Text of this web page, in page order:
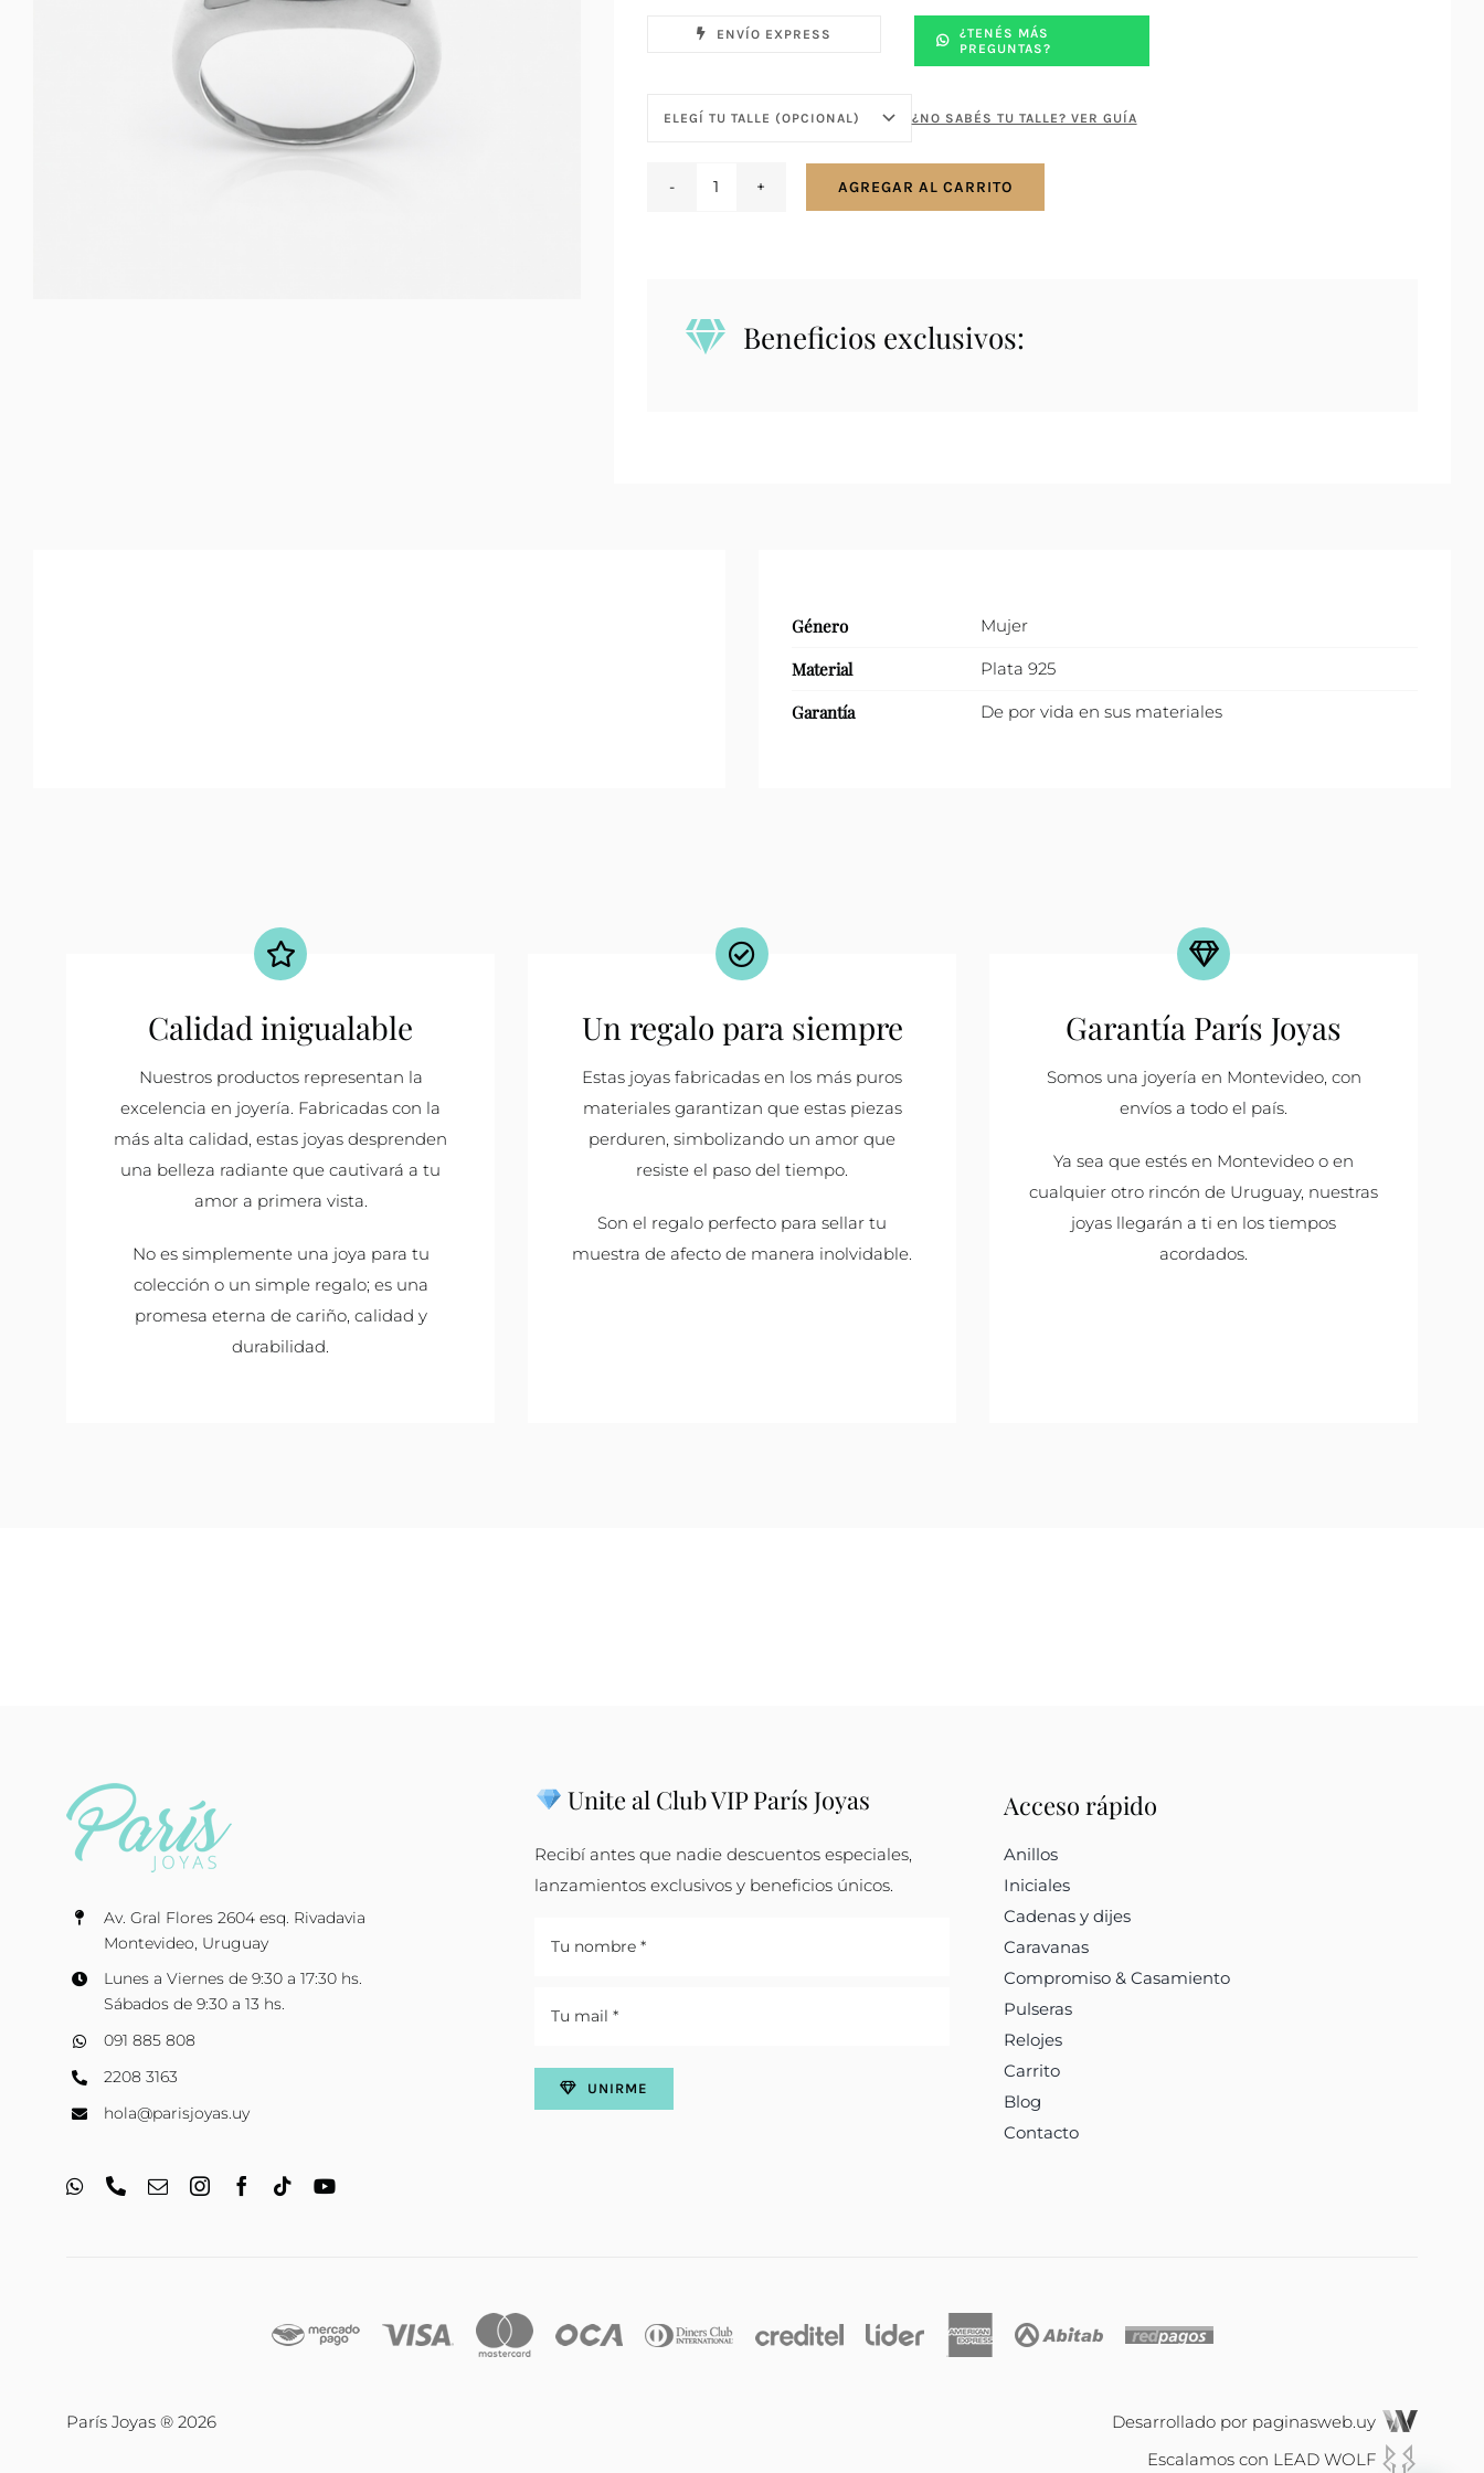
ENVÍO EXPRESS
¿TENÉS MÁS
PREGUNTAS?
¿NO SABÉS TU TALLE? VER GUÍA
mesa
con
AGREGAR AL CARRITO
Beneficios exclusivos:
Género Mujer
Material Plata 925
Garantía De por vida en sus materiales
Calidad inigualable
Nuestros productos representan la
excelencia en joyería. Fabricadas con la
más alta calidad, estas joyas desprenden
una belleza radiante que cautivará a tu
amor a primera vista.
No es simplemente una joya para tu
colección o un simple regalo; es una
promesa eterna de cariño, calidad y
durabilidad.
Un regalo para siempre
Estas joyas fabricadas en los más puros
materiales garantizan que estas piezas
perduren, simbolizando un amor que
resiste el paso del tiempo.
Son el regalo perfecto para sellar tu
muestra de afecto de manera inolvidable.
Garantía París Joyas
Somos una joyería en Montevideo, con
envíos a todo el país.
Ya sea que estés en Montevideo o en
cualquier otro rincón de Uruguay, nuestras
joyas llegarán a ti en los tiempos
acordados.
Av. Gral Flores 2604 esq. Rivadavia
Montevideo, Uruguay
Lunes a Viernes de 9:30 a 17:30 hs.
Sábados de 9:30 a 13 hs.
091 885 808
2208 3163
hola@parisjoyas.uy
Unite al Club VIP París Joyas
Recibí antes que nadie descuentos especiales,
lanzamientos exclusivos y beneficios únicos.
UNIRME
Acceso rápido
Anillos
Iniciales
Cadenas y dijes
Caravanas
Compromiso & Casamiento
Pulseras
Relojes
Carrito
Blog
Contacto
París Joyas ® 2026 Desarrollado por paginasweb.uy
Escalamos con LEAD WOLF